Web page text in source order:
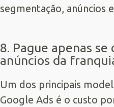
segmentação, anúncios
8. Pague apenas se
anúncios da
Um dos principais
Google Ads é o custo